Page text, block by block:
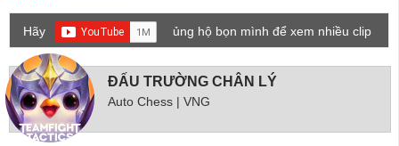
Hãy
ủng hộ bọn mình để xem nhiều clip
game mới hơn nhé!
ĐẤU TRƯỜNG CHÂN LÝ
Auto Chess | VNG